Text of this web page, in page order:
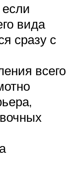
вида
сразу с
всего